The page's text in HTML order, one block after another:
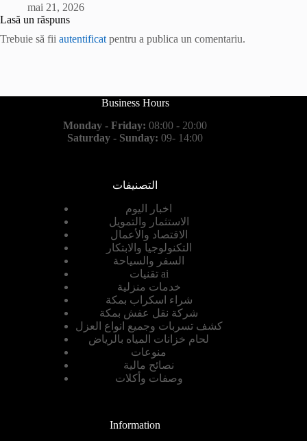
mai 21, 2026
Lasă un răspuns
Trebuie să fii autentificat pentru a publica un comentariu.
Business Hours
Monday - Friday: 08:00 - 20:00
Saturday - Sunday: 09- 14:00
التصنيفات
اخبار اليوم
الاستثمار والتمويل
الاقتصاد والأعمال
التكنولوجيا والابتكار
السفر والسياحة
تقنيات ai
خدمات منزلية
شراء اسكراب بمكة
شركة نقل عفش بمكة
كشف تسربات وجميع انواع العزل
لحام خزانات المياه بالرياض
منوعات
نصائح مالية
وصفات وأكلات
Information